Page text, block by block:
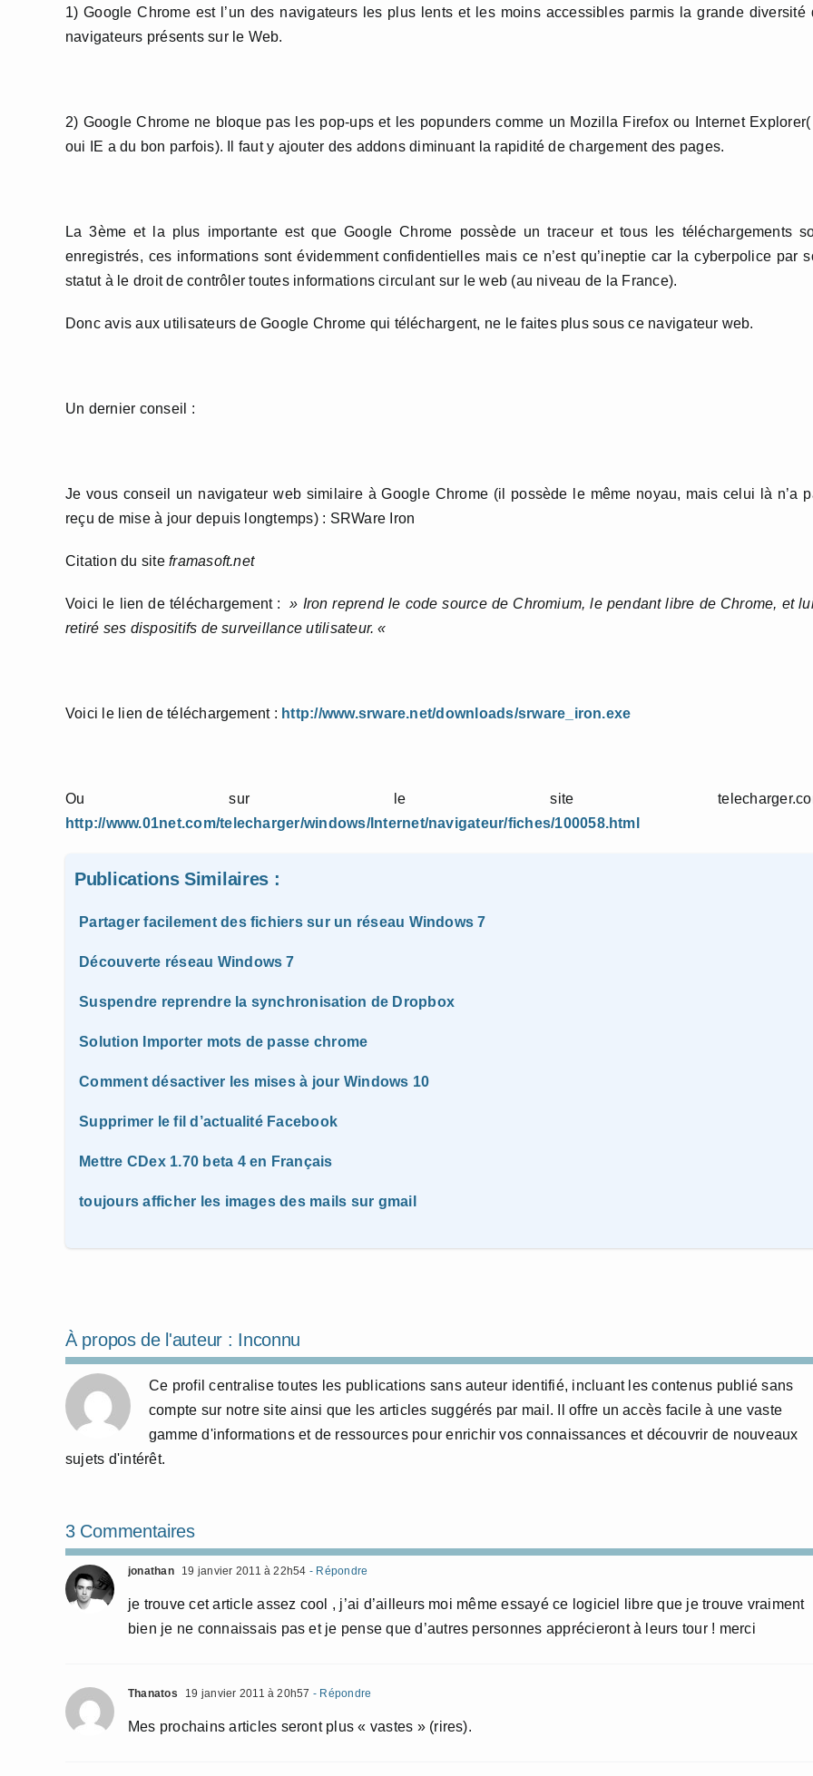
1) Google Chrome est l’un des navigateurs les plus lents et les moins accessibles parmis la grande diversité
navigateurs présents sur le Web.
2) Google Chrome ne bloque pas les pop-ups et les popunders comme un Mozilla Firefox ou Internet
oui IE a du bon parfois). Il faut y ajouter des addons diminuant la rapidité de chargement des pages.
La 3ème et la plus importante est que Google Chrome possède un traceur et tous les téléchargements
enregistrés, ces informations sont évidemment confidentielles mais ce n’est qu’ineptie car la cyberpolice par
statut à le droit de contrôler toutes informations circulant sur le web (au niveau de la France).
Donc avis aux utilisateurs de Google Chrome qui téléchargent, ne le faites plus sous ce navigateur web.
Un dernier conseil :
Je vous conseil un navigateur web similaire à Google Chrome (il possède le même noyau, mais celui là n’a
reçu de mise à jour depuis longtemps) : SRWare Iron
Citation du siteframasoft.net
Voici le lien de téléchargement :
» Iron reprend le code source de Chromium, le pendant libre de Chrome, et
retiré ses dispositifs de surveillance utilisateur. «
Voici le lien de téléchargement : http://www.srware.net/downloads/srware_iron.exe
Ou sur le site
http://www.01net.com/telecharger/windows/Internet/navigateur/fiches/100058.html
Publications Similaires :
Partager facilement des fichiers sur un réseau Windows 7
Découverte réseau Windows 7
Suspendre reprendre la synchronisation de Dropbox
Solution Importer mots de passe chrome
Comment désactiver les mises à jour Windows 10
Supprimer le fil d’actualité Facebook
Mettre CDex 1.70 beta 4 en Français
toujours afficher les images des mails sur gmail
À propos de l'auteur : Inconnu
Ce profil centralise toutes les publications sans auteur identifié, incluant les contenus publié sans
compte sur notre site ainsi que les articles suggérés par mail. Il offre un accès facile à une vaste
gamme d'informations et de ressources pour enrichir vos connaissances et découvrir de nouveaux
sujets d'intérêt.
3 Commentaires
jonathan 19 janvier 2011 à 22h54 - Répondre
je trouve cet article assez cool , j’ai d’ailleurs moi même essayé ce logiciel libre que je trouve vraiment
bien je ne connaissais pas et je pense que d’autres personnes apprécieront à leurs tour ! merci
Thanatos 19 janvier 2011 à 20h57 - Répondre
Mes prochains articles seront plus « vastes » (rires).